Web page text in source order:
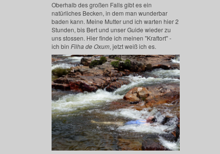
Oberhalb des großen Falls gibt es ein
natürliches Becken, in dem man wunderbar
baden kann. Meine Mutter und ich warten hier 2
Stunden, bis Bert und unser Guide wieder zu
uns stossen. Hier finde ich meinen "Kraftort" -
ich bin Filha de Oxum, jetzt weiß ich es.